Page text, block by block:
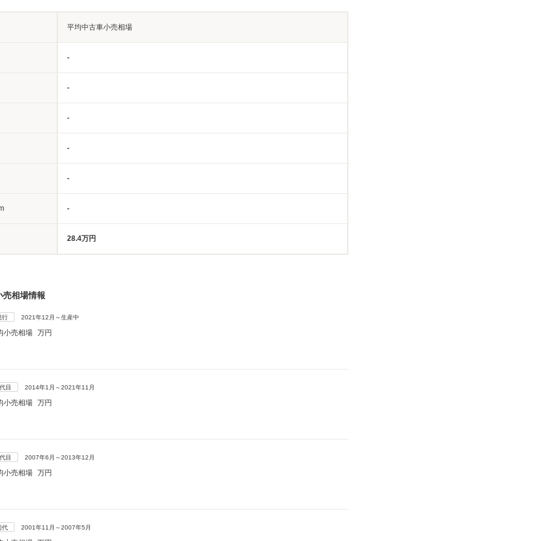
平均中古車小売相場
-
-
-
-
-
-
28.4万円
売相場情報
行 2021年12月～生産中
小売相場 万円
目 2014年1月～2021年11月
小売相場 万円
目 2007年6月～2013年12月
小売相場 万円
代 2001年11月～2007年5月